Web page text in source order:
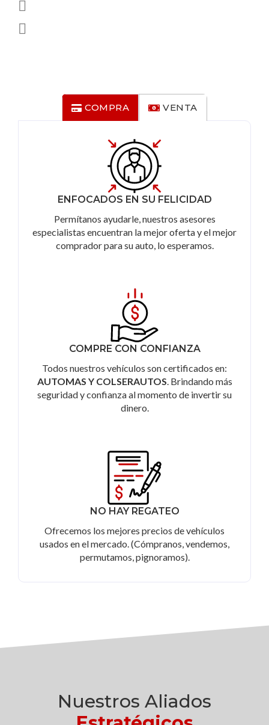
COMPRA VENTA
ENFOCADOS EN SU FELICIDAD
Permítanos ayudarle, nuestros asesores
especialistas encuentran la mejor oferta y el mejor
comprador para su auto, lo esperamos.
COMPRE CON CONFIANZA
Todos nuestros vehículos son certificados en:
AUTOMAS Y COLSERAUTOS. Brindando más
seguridad y confianza al momento de invertir su
dinero.
NO HAY REGATEO
Ofrecemos los mejores precios de vehículos
usados en el mercado. (Cómpranos, vendemos,
permutamos, pignoramos).
Nuestros Aliados